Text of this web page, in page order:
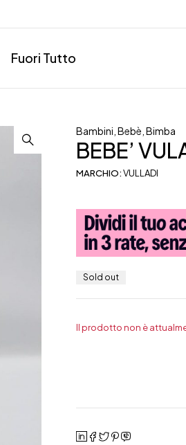
Fuori Tutto
Bambini ,Bebè ,Bimba
BEBE’
MARCHIO:VULLADI
Sold out
Il prodotto non è